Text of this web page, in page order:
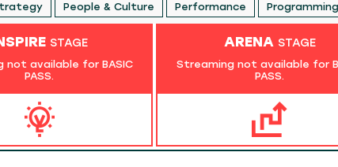
People & Culture Performance Programming
STAGE
not available for BASIC
PASS.
ARENA STAGE
Streaming not available for
PASS.